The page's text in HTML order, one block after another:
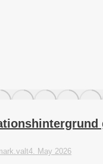
4. May 2026